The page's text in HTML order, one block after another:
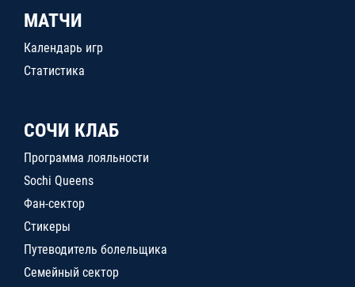
МАТЧИ
Календарь игр
Статистика
СОЧИ КЛАБ
Программа лояльности
Sochi Queens
Фан-сектор
Стикеры
Путеводитель болельщика
Семейный сектор